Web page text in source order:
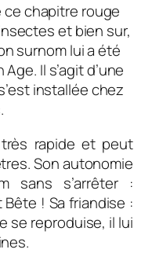
ce chapitre rouge
et bien sur,
surnom lui a été
Il s’agit d’une
installée chez
rapide et peut
Son autonomie
s’arrêter :
! Sa friandise :
se reproduise, il lui